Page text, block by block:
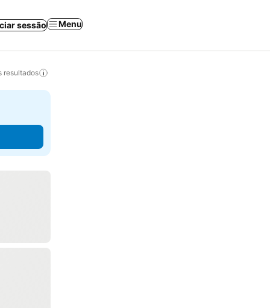
sessão Menu
resultados